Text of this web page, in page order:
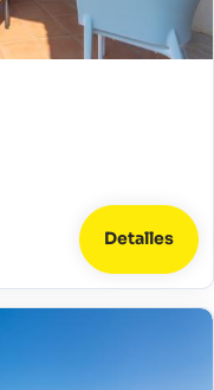
Detalles